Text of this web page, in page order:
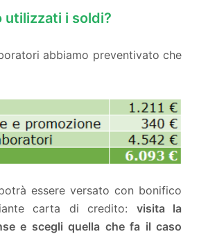
utilizzati i soldi?
abbiamo preventivato che
essere versato con bonifico
carta di credito: visita la
e scegli quella che fa il caso